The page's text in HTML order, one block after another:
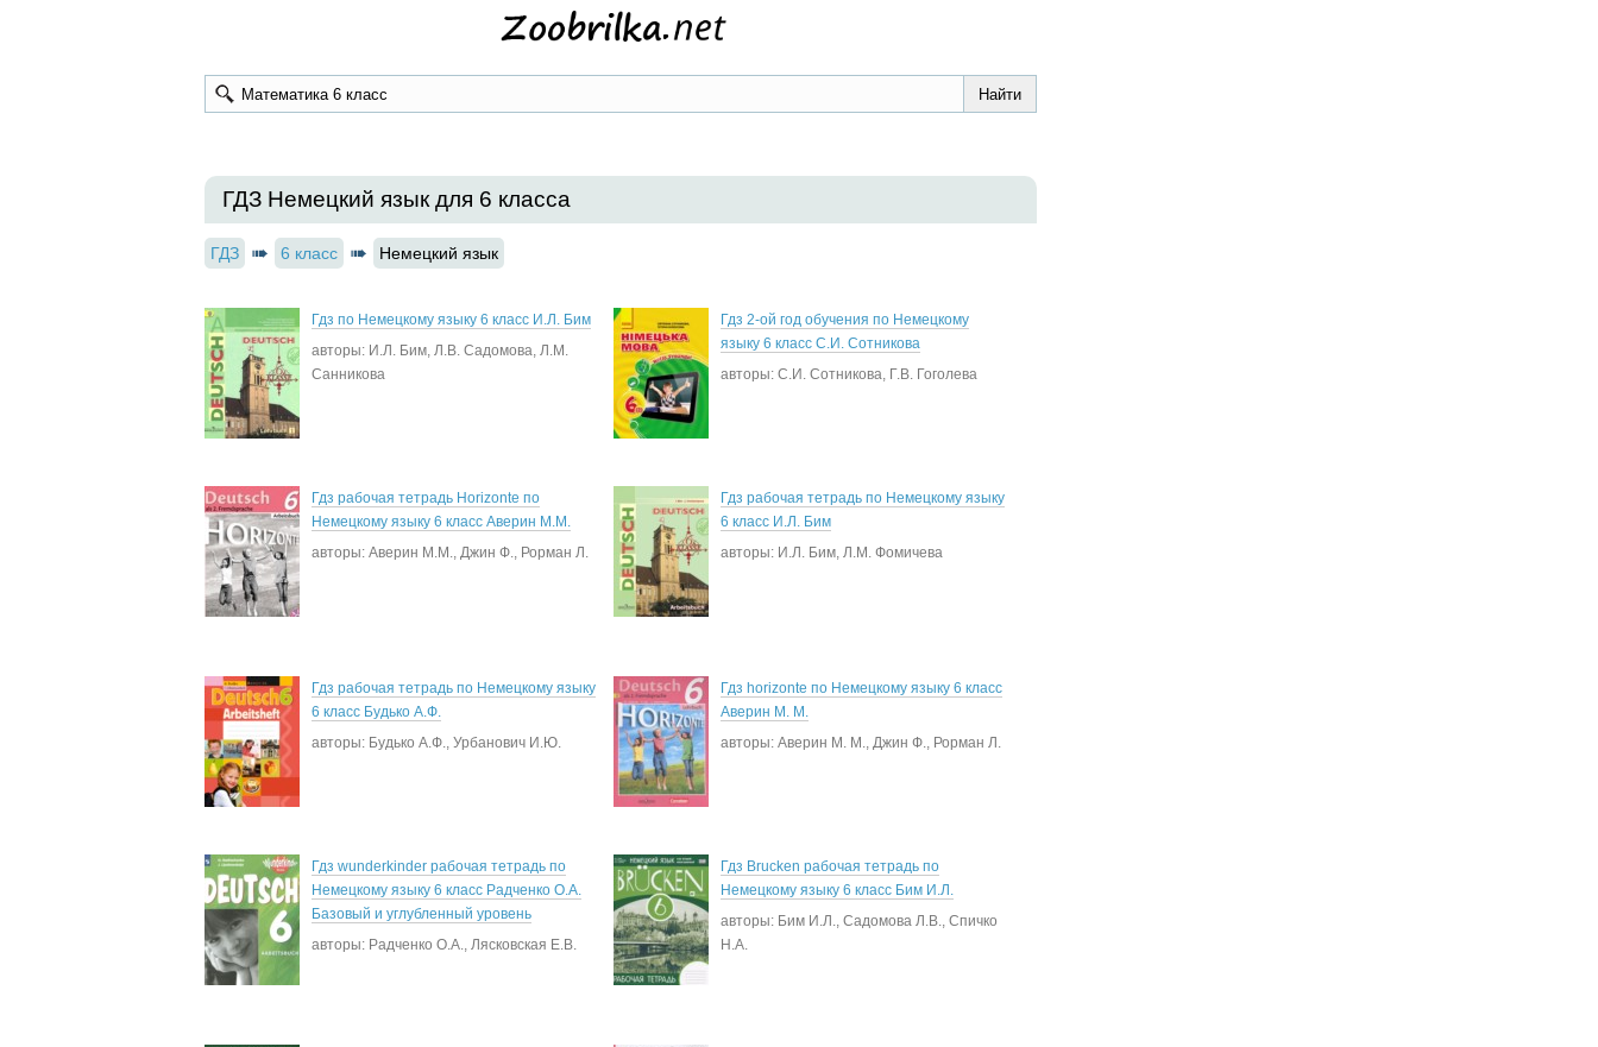
ГДЗ Немецкий язык для 6 класса
ГДЗ 6 класс Немецкий язык
Гдз по Немецкому языку 6 класс И.Л. Бим
авторы: И.Л. Бим, Л.В. Садомова, Л.М.
Санникова
Гдз 2-ой год обучения по Немецкому
языку 6 класс С.И. Сотникова
авторы: С.И. Сотникова, Г.В. Гоголева
Гдз рабочая тетрадь Horizonte по
Немецкому языку 6 класс Аверин М.М.
авторы: Аверин М.М., Джин Ф., Рорман Л.
Гдз рабочая тетрадь по Немецкому языку
6 класс И.Л. Бим
авторы: И.Л. Бим, Л.М. Фомичева
Гдз рабочая тетрадь по Немецкому языку
6 класс Будько А.Ф.
авторы: Будько А.Ф., Урбанович И.Ю.
Гдз horizonte по Немецкому языку 6 класс
Аверин М. М.
авторы: Аверин М. М., Джин Ф., Рорман Л.
Гдз wunderkinder рабочая тетрадь по
Немецкому языку 6 класс Радченко О.А.
Базовый и углубленный уровень
авторы: Радченко О.А., Лясковская Е.В.
Гдз Brucken рабочая тетрадь по
Немецкому языку 6 класс Бим И.Л.
авторы: Бим И.Л., Садомова Л.В., Спичко
Н.А.